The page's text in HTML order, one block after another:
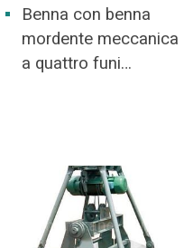
Benna con benna
mordente meccanica
a quattro funi
rinfusa. Cereali,
fertilizzanti alla
rinfusa, sabbie
minerali fini.